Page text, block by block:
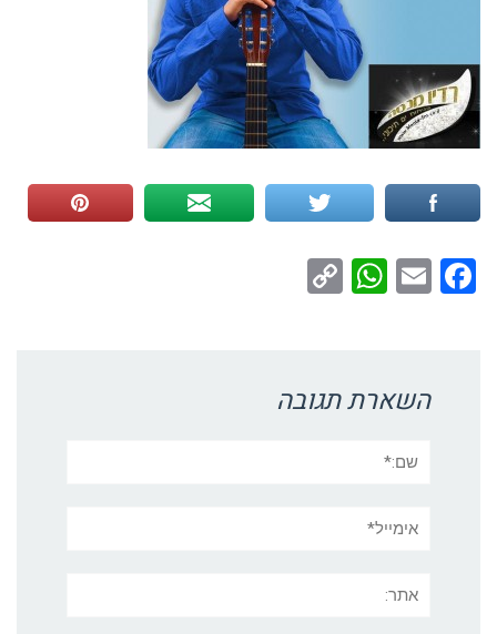
Facebook
Email
WhatsApp
השארת תגובה